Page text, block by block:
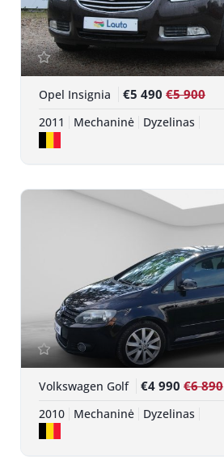
Opel Insignia €5 490 €5 900
2011 Mechaninė Dyzelinas
Volkswagen Golf €4 990 €6 890
2010 Mechaninė Dyzelinas